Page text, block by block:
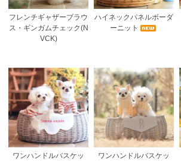
フレンチギャザーブラウ
ス・ギンガムチェック(N
VCK)
ハイネックパネルボーダ
ーニット
ワンハンドルバスケッ
ワンハンドルバスケッ